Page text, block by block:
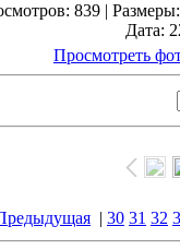
839 |
Дата:
Просмотреть
| 30 31 32